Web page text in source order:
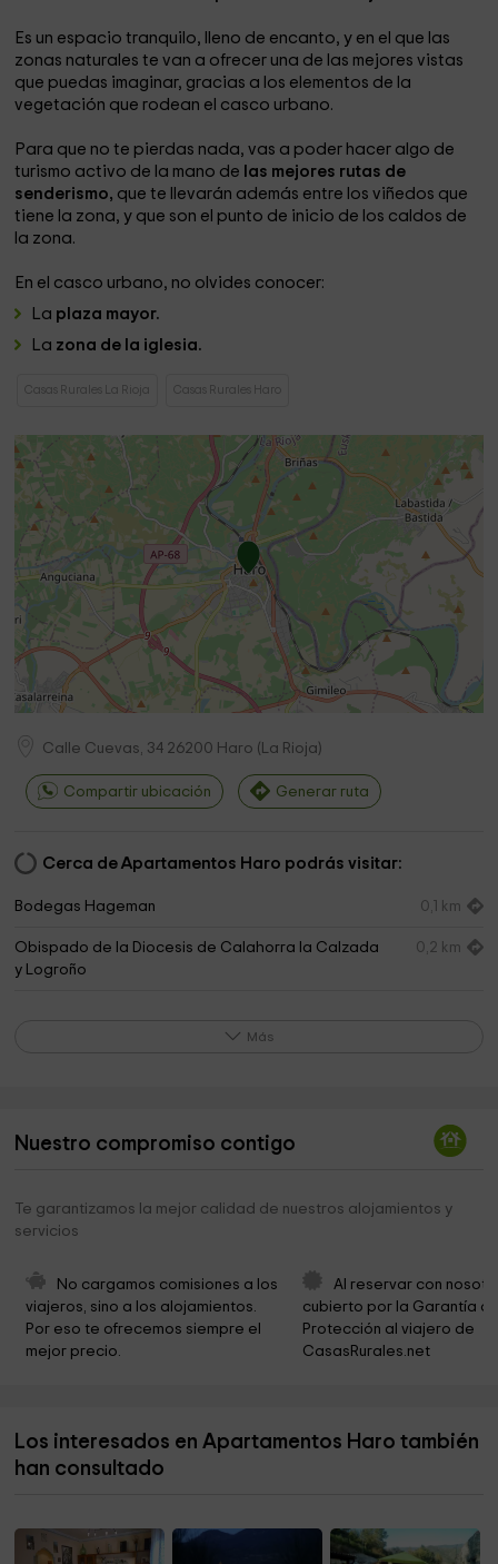
Es un espacio tranquilo, lleno de encanto, y en el que las
zonas naturales te van a ofrecer una de las mejores vistas
que puedas imaginar, gracias a los elementos de la
vegetación que rodean el casco urbano.
Para que no te pierdas nada, vas a poder hacer algo de
turismo activo de la mano de las mejores rutas de
senderismo, que te llevarán además entre los viñedos que
tiene la zona, y que son el punto de inicio de los caldos de
la zona.
En el casco urbano, no olvides conocer:
La plaza mayor.
La zona de la iglesia.
Casas Rurales La Rioja Casas Rurales Haro
Calle Cuevas, 34 26200 Haro ( La Rioja)
Compartir ubicación Generar ruta
Cerca de Apartamentos Haro podrás visitar:
Bodegas Hageman 0,1 km
Obispado de la Diocesis de Calahorra la Calzada
y Logroño
0,2 km
Plaza Jose Ruiz Extremiana "El Feo" 0,3 km
Museum Bendaña Calle San Martin 0,3 km
Parroquia de Santo Tomás Apóstol 0,3 km
Iglesia Evangélica Cristiana Plenitud de Vida de
Haro
0,4 km
Museo Virgen de la Vega 0,6 km
Iglesia de Nuestra Señora de la Asunción 3,1 km
Más
Nuestro compromiso contigo
Te garantizamos la mejor calidad de nuestros alojamientos y
servicios
No cargamos comisiones a los
viajeros, sino a los alojamientos.
Por eso te ofrecemos siempre el
mejor precio.
Al reservar con
cubierto por la Garantía
Protección al viajero de
CasasRurales.net
Los interesados en Apartamentos Haro también
han consultado